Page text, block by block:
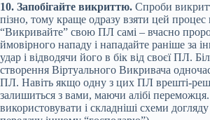
10. Запобігайте викриттю. Спроби
пізно, тому краще одразу взяти цей процес
“Викривайте” свою ПЛ самі – вчасно
ймовірного нападу і нападайте раніше за
удар і відводячи його в бік від своєї ПЛ.
створення Віртуального Викривача
ПЛ. Навіть якщо одну з цих ПЛ врешті-
залишиться з вами, маючи алібі
використовувати і складніші схеми